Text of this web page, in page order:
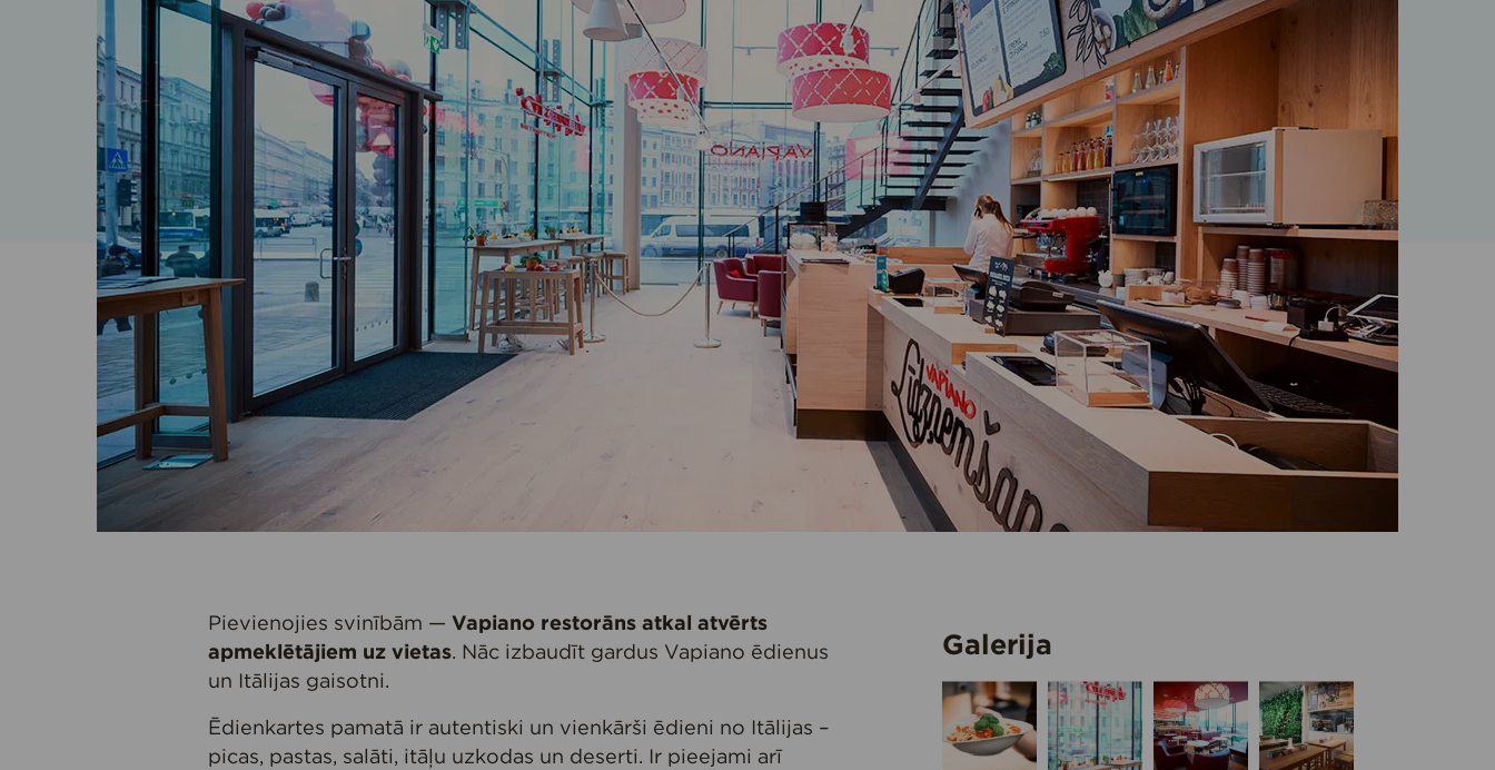
Pievienojies svinībām — Vapiano restorāns atkal atvērts
apmeklētājiem uz vietas. Nāc izbaudīt gardus Vapiano ēdienus
un Itālijas gaisotni.
Ēdienkartes pamatā ir autentiski un vienkārši ēdieni no Itālijas –
picas, pastas, salāti, itāļu uzkodas un deserti. Ir pieejami arī
Galerija